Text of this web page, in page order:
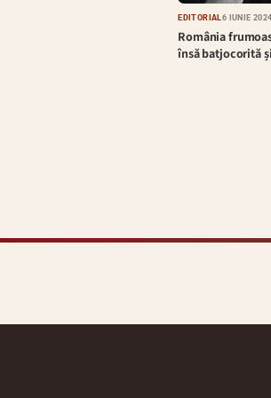
EDITORIAL 6 IUNIE 2024
România
însă batjocorită